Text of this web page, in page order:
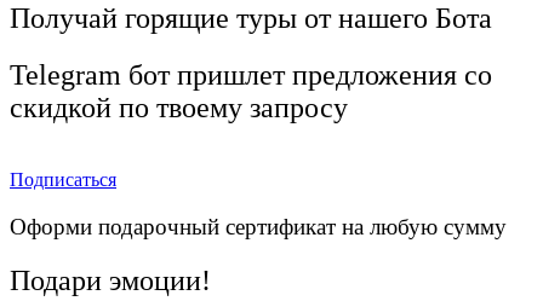
Получай горящие туры от нашего Бота
Telegram бот пришлет предложения со
скидкой по твоему запросу
Подписаться
Оформи подарочный сертификат на любую сумму
Подари эмоции!